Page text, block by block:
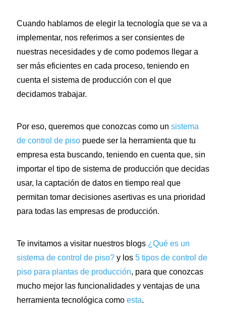
Cuando hablamos de elegir la tecnología que se va a
implementar, nos referimos a ser consientes de
nuestras necesidades y de como podemos llegar a
ser más eficientes en cada proceso, teniendo en
cuenta el sistema de producción con el que
decidamos trabajar.
Por eso, queremos que conozcas como un sistema
de control de pisopuede ser la herramienta que tu
empresa esta buscando, teniendo en cuenta que, sin
importar el tipo de sistema de producción que decidas
usar, la captación de datos en tiempo real que
permitan tomar decisiones asertivas es una prioridad
para todas las empresas de producción.
Te invitamos a visitar nuestros blogs ¿Qué es un
sistema de control de piso?y los 5 tipos de control de
piso para plantas de producción, para que conozcas
mucho mejor las funcionalidades y ventajas de una
herramienta tecnológica como esta.